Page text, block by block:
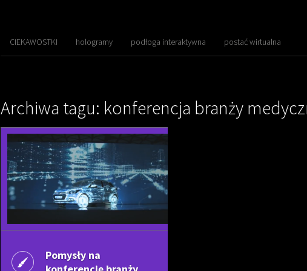
CIEKAWOSTKI hologramy podłoga interaktywna postać wirtualna
Archiwa tagu: konferencja branży
Pomysły na